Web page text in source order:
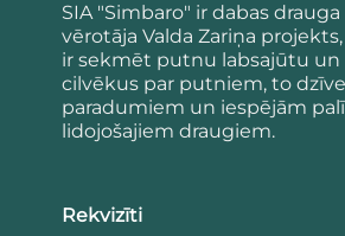
SIA "Simbaro" ir dabas
vērotāja Valda Zariņa
ir sekmēt putnu labsajūtu
cilvēkus par putniem, to
paradumiem un iespējām
lidojošajiem draugiem.
Rekvizīti